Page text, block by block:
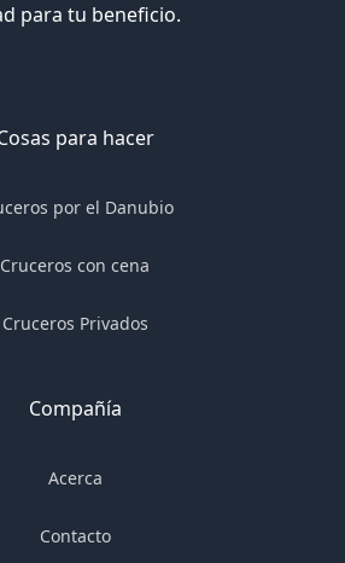
para tu beneficio.
para hacer
por el Danubio
Cruceros con cena
Cruceros Privados
Compañía
Acerca
Contacto